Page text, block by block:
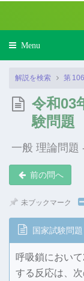
Toggle
Menu
解説を検索 第 106
令和03
験問題
一般 理論問題
前の問へ
未ブックマーク
国家試験問題
呼吸鎖におい
する反応は、